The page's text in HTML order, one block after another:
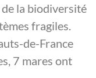
de la biodiversité
fragiles.
de-France
7 mares ont